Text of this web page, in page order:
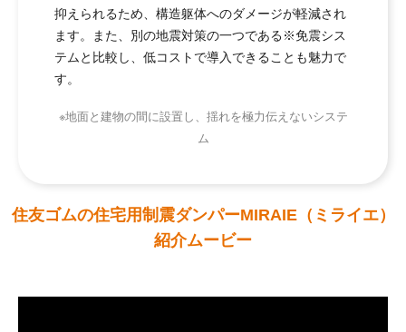
抑えられるため、構造躯体へのダメージが軽減され
ます。また、別の地震対策の一つである※免震シス
テムと比較し、低コストで導入できることも魅力で
す。
※地面と建物の間に設置し、揺れを極力伝えないシステ
ム
住友ゴムの住宅用制震ダンパーMIRAIE（ミライエ）
紹介ムービー